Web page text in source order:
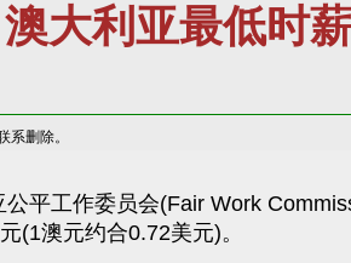
澳大利亚最低时
删除。
工作委员会(Fair Work
(1澳元约合0.72美元)。